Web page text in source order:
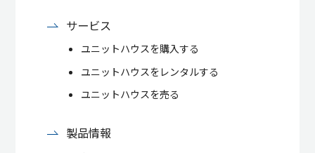
サービス
ユニットハウスを購入する
ユニットハウスをレンタルする
ユニットハウスを売る
製品情報